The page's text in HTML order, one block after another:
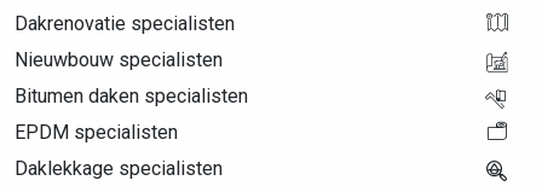
Dakrenovatie specialisten
Nieuwbouw specialisten
Bitumen daken specialisten
EPDM specialisten
Daklekkage specialisten